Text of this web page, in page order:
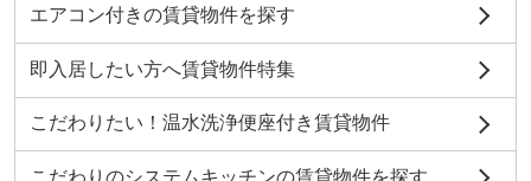
エアコン付きの賃貸物件を探す
即入居したい方へ賃貸物件特集
こだわりたい！温水洗浄便座付き賃貸物件